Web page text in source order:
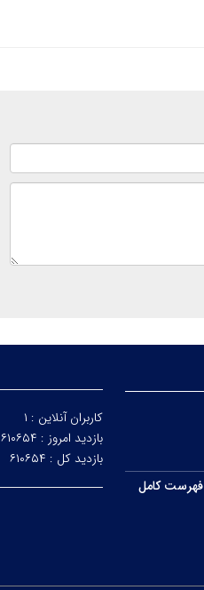
فهرست کامل
کاربران آنلاین : ۱
بازدید امروز : ۶۱۰۶۵۴
بازدید کل : ۶۱۰۶۵۴